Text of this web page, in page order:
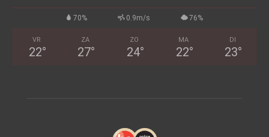
70% 0.9m/s 76%
VR
22°
ZA
27°
ZO
24°
MA
22°
DI
23°